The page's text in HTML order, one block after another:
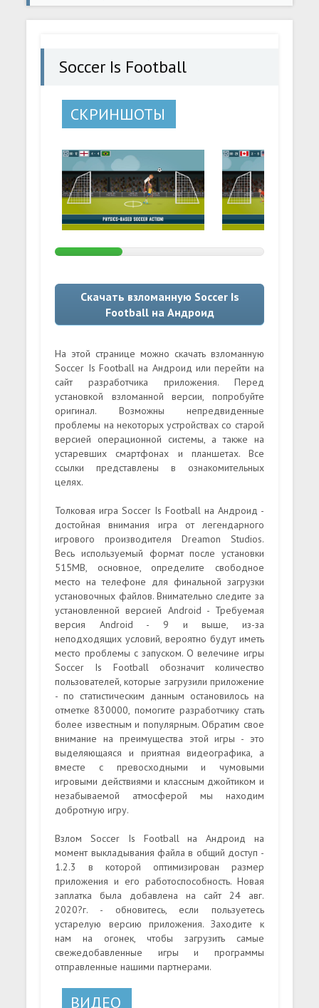
Soccer Is Football (Много денег) на Андроид
Soccer Is Football
СКРИНШОТЫ
Скачать взломанную Soccer Is
Football на Андроид
На этой странице можно скачать взломанную
Soccer Is Football на Андроид или перейти на
сайт разработчика приложения. Перед
установкой взломанной версии, попробуйте
оригинал. Возможны непредвиденные
проблемы на некоторых устройствах со старой
версией операционной системы, а также на
устаревших смартфонах и планшетах. Все
ссылки представлены в ознакомительных
целях.
Толковая игра Soccer Is Football на Андроид -
достойная внимания игра от легендарного
игрового производителя Dreamon Studios.
Весь используемый формат после установки
515MB, основное, определите свободное
место на телефоне для финальной загрузки
установочных файлов. Внимательно следите за
установленной версией Android - Требуемая
версия Android - 9 и выше, из-за
неподходящих условий, вероятно будут иметь
место проблемы с запуском. О велечине игры
Soccer Is Football обозначит количество
пользователей, которые загрузили приложение
- по статистическим данным остановилось на
отметке 830000, помогите разработчику стать
более известным и популярным. Обратим свое
внимание на преимущества этой игры - это
выделяющаяся и приятная видеографика, а
вместе с превосходными и чумовыми
игровыми действиями и классным джойтиком и
незабываемой атмосферой мы находим
добротную игру.
Взлом Soccer Is Football на Андроид на
момент выкладывания файла в общий доступ -
1.2.3 в которой оптимизирован размер
приложения и его работоспособность. Новая
заплатка была добавлена на сайт 24 авг.
2020?г. - обновитесь, если пользуетесь
устарелую версию приложения. Заходите к
нам на огонек, чтобы загрузить самые
свежедобавленные игры и программы
отправленные нашими партнерами.
ВИДЕО